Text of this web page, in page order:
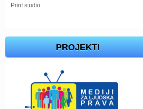
Print studio
PROJEKTI